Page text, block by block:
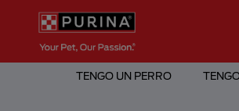
Pasar al contenido principal
Menú Secundario Purina
Menú Principal Purina
TENGO UN PERRO